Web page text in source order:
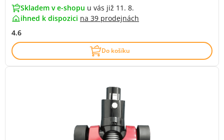
Skladem v e-shopu u vás již 11. 8.
ihned k dispozici na 39 prodejnách
4.6
Do košíku